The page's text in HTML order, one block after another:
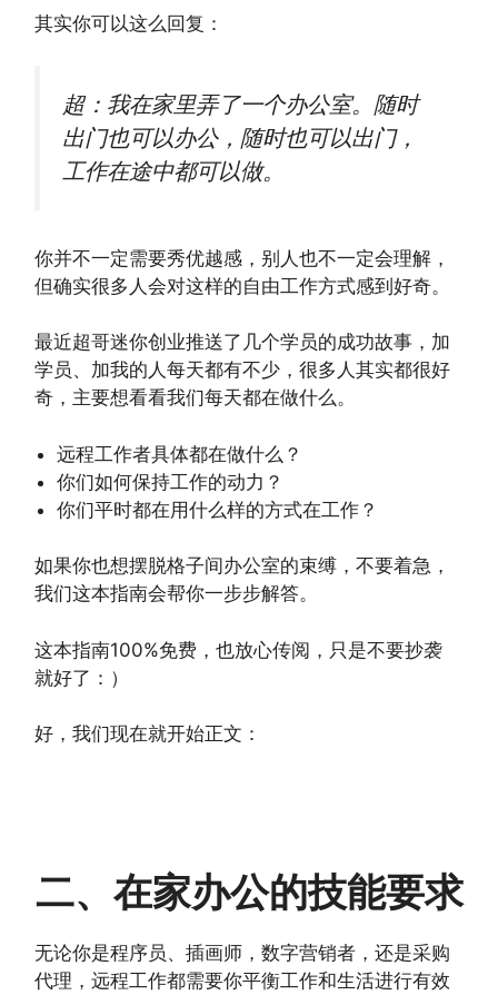
其实你可以这么回复：
超：我在家里弄了一个办公室。随时
出门也可以办公，随时也可以出门，
工作在途中都可以做。
你并不一定需要秀优越感，别人也不一定会理解，
但确实很多人会对这样的自由工作方式感到好奇。
最近超哥迷你创业推送了几个学员的成功故事，加
学员、加我的人每天都有不少，很多人其实都很好
奇，主要想看看我们每天都在做什么。
远程工作者具体都在做什么？
你们如何保持工作的动力？
你们平时都在用什么样的方式在工作？
如果你也想摆脱格子间办公室的束缚，不要着急，
我们这本指南会帮你一步步解答。
这本指南100%免费，也放心传阅，只是不要抄袭
就好了：）
好，我们现在就开始正文：
二、在家办公的技能要求
无论你是程序员、插画师，数字营销者，还是采购
代理，远程工作都需要你平衡工作和生活进行有效